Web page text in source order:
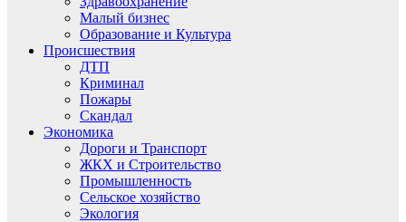
Малый бизнес
Образование и Культура
Происшествия
ДТП
Криминал
Пожары
Скандал
Экономика
Дороги и Транспорт
ЖКХ и Строительство
Промышленность
Сельское хозяйство
Экология